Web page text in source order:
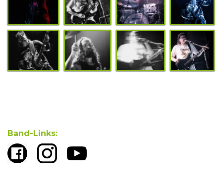
Band-Links: